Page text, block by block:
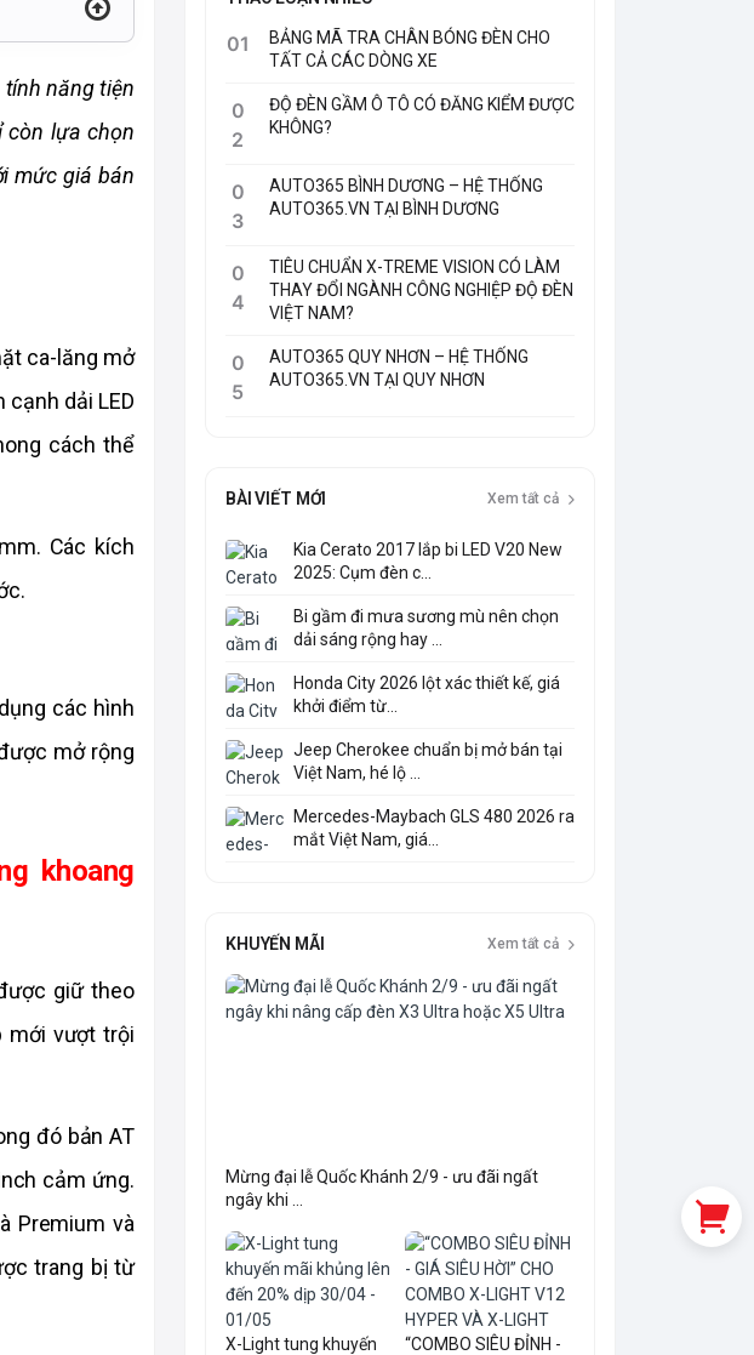
năng tiện
còn lựa chọn
mức giá bán
ca-lăng mở
dải LED
cách thể
Các kích
các hình
mở rộng
khoang
giữ theo
mới vượt trội
đó bản AT
cảm ứng.
Premium và
trang bị từ
01
BẢNG MÃ TRA CHÂN BÓNG ĐÈN CHO
TẤT CẢ CÁC DÒNG XE
0
2
ĐỘ ĐÈN GẦM Ô TÔ CÓ ĐĂNG KIỂM ĐƯỢC
KHÔNG?
0
3
AUTO365 BÌNH DƯƠNG – HỆ THỐNG
AUTO365.VN TẠI BÌNH DƯƠNG
0
4
TIÊU CHUẨN X-TREME VISION CÓ LÀM
THAY ĐỔI NGÀNH CÔNG NGHIỆP ĐỘ ĐÈN
VIỆT NAM?
0
5
AUTO365 QUY NHƠN – HỆ THỐNG
AUTO365.VN TẠI QUY NHƠN
BÀI VIẾT MỚI Xem tất cả
Kia Cerato 2017 lắp bi LED V20 New
2025: Cụm đèn c...
Bi gầm đi mưa sương mù nên chọn
dải sáng rộng hay ...
Honda City 2026 lột xác thiết kế, giá
khởi điểm từ...
Jeep Cherokee chuẩn bị mở bán tại
Việt Nam, hé lộ ...
Mercedes-Maybach GLS 480 2026 ra
mắt Việt Nam, giá...
KHUYẾN MÃI Xem tất cả
Mừng đại lễ Quốc Khánh 2/9 - ưu đãi ngất
ngây khi ...
X-Light tung khuyến
“COMBO SIÊU ĐỈNH -